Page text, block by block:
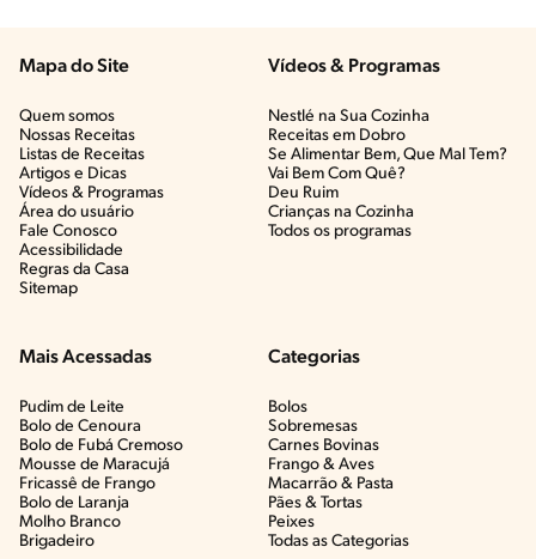
Mapa do Site
Quem somos
Nossas Receitas
Listas de Receitas​
Artigos e Dicas​
Vídeos & Programas​
Área do usuário
Fale Conosco
Acessibilidade
Regras da Casa
Sitemap
Vídeos & Programas​
Nestlé na Sua Cozinha
Receitas em Dobro
Se Alimentar Bem, Que Mal Tem?​
Vai Bem Com Quê?​
Deu Ruim​
Crianças na Cozinha​
Todos os programas
Mais Acessadas
Pudim de Leite
Bolo de Cenoura
Bolo de Fubá Cremoso
Mousse de Maracujá
Fricassê de Frango
Bolo de Laranja
Molho Branco
Brigadeiro
Categorias
Bolos
Sobremesas
Carnes Bovinas​
Frango & Aves​
Macarrão & Pasta​
Pães & Tortas​
Peixes
Todas as Categorias